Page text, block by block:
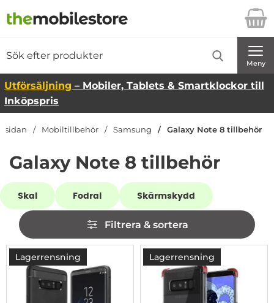
Startsidan för Danira Telecom AB
Meny
Utförsäljning – Mobiler, Tablets & Smartklockor till
Inköpspris
Mobiltillbehör Samsung Galaxy Note 8 tillbehör
Galaxy Note 8 tillbehör
Underkategorier
Skal Fodral Skärmskydd
Hoppa
över
filtersektionen
Filtrera & sortera
Filtrera & sortera
produktlista
Lagerrensning
-67%
Lagerrensning